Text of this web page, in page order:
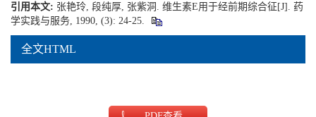
引用本文: 张艳玲, 段纯厚, 张紫洞. 维生素E用于经前期综合征[J]. 药
学实践与服务, 1990, (3): 24-25.
全文HTML